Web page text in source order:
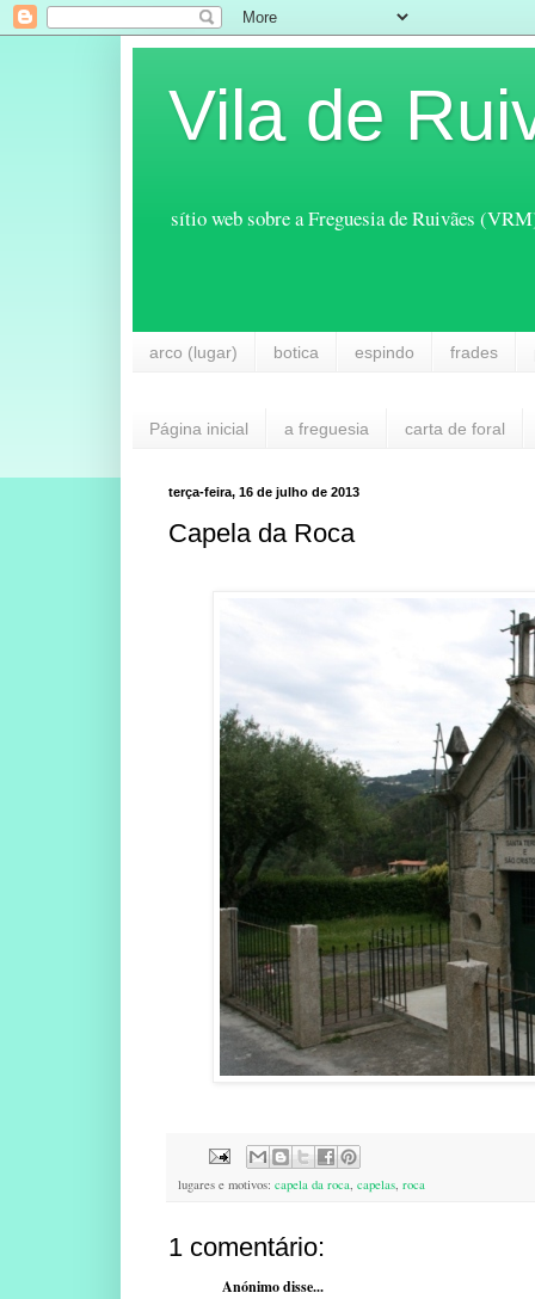
Vila de
sítio web sobre a Freguesia de Ruivães
arco (lugar) botica espindo frades
Página inicial a freguesia carta de foral
terça-feira, 16 de julho de 2013
Capela da Roca
lugares e motivos: capela da roca, capelas, roca
1 comentário:
Anónimo disse...